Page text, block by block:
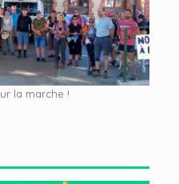
la marche !